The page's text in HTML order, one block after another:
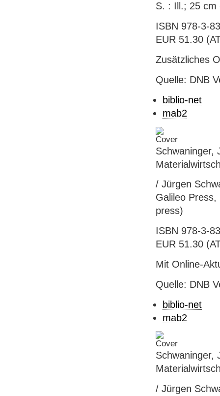
S. : Ill.; 25 cm
ISBN 978-3-
EUR 51.30
Zusätzliches
Quelle: DNB
biblio-net
mab2
Schwaninger,
/ Jürgen
Galileo
press)
ISBN 978-3-
EUR 51.30
Mit Online-
Quelle: DNB
biblio-net
mab2
Schwaninger,
/ Jürgen